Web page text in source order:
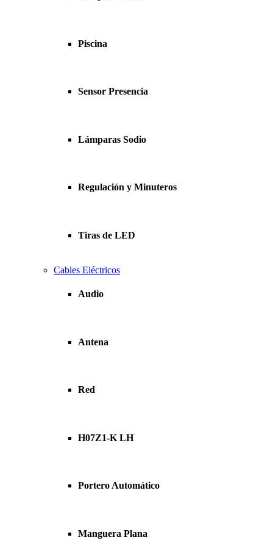
Piscina
Sensor Presencia
Lámparas Sodio
Regulación y Minuteros
Tiras de LED
Cables Eléctricos
Audio
Antena
Red
H07Z1-K LH
Portero Automático
Manguera Plana